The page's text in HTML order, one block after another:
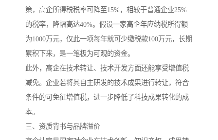
策，高企所得税税率可降至15%，相较于普通企业25%
的税率，降幅高达40%。假设一家高企年应纳税所得额
为1000万元，仅此一项每年就可少缴税款100万元，长期
累积下来，是一笔极为可观的资金。
此外，高企在技术转让、技术开发方面还能享受增值税
减免。企业若将其自主研发的技术成果进行转让，符合
条件的可免征增值税，进一步降低了科技成果转化的成
本。
三、资质背书与品牌溢价